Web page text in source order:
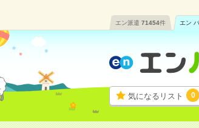
エン派遣 71454件 エン
気になるリスト 0